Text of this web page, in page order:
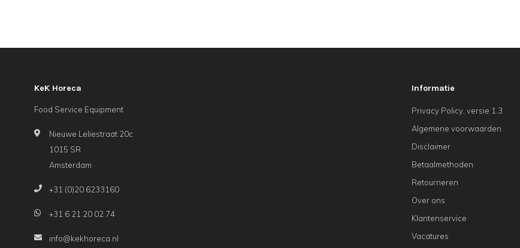
KeK Horeca
Food Service Equipment
Nieuwe Leliestraat 20c
1015 SR
Amsterdam
+31 (0)20 6233160
+31 6 21 20 02 74
info@kekhoreca.nl
Informatie
Privacy Policy, versie 1.3
Algemene voorwaarden
Disclaimer
Betaalmethoden
Retourneren
Over ons
Klantenservice
Vacatures